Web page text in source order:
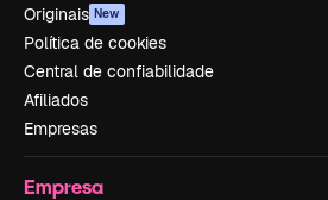
Originais New
Política de cookies
Central de confiabilidade
Afiliados
Empresas
Empresa